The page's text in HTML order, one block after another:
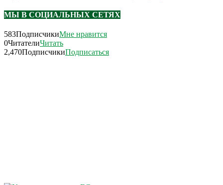
МЫ В СОЦИАЛЬНЫХ СЕТЯХ
583ПодписчикиМне нравится
0ЧитателиЧитать
2,470ПодписчикиПодписаться